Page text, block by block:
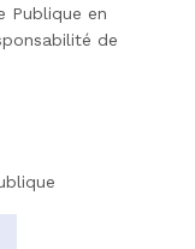
Publique en
de